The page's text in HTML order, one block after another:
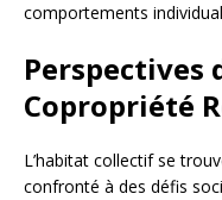
comportements
Perspectives
Copropriété
L’habitat collectif se
confronté à des défis